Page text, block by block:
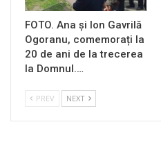
FOTO. Ana și Ion Gavrilă
Ogoranu, comemorați la
20 de ani de la trecerea
la Domnul.…
PREV NEXT